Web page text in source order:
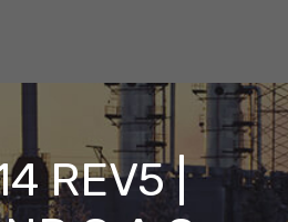
REV5 |